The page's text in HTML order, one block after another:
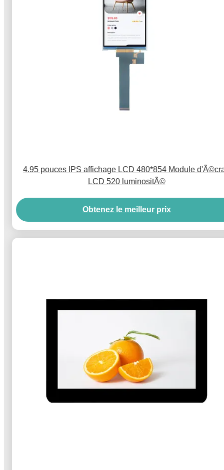
4.95 pouces IPS affichage LCD 480*854 Module
LCD 520 luminositÃ©
Obtenez le meilleur prix